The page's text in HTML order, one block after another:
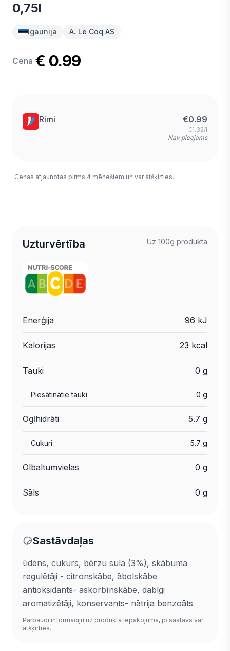
0,75l
Igaunija A. Le Coq AS
Cena € 0.99
Rimi €0.99
€1.32/l
Nav pieejams
Cenas atjaunotas pirms 4 mēnešiem un var atšķirties.
Uzturvērtība Uz 100g produkta
Enerģija 96 kJ
Kalorijas 23 kcal
Tauki 0 g
Piesātinātie tauki 0 g
Ogļhidrāti 5.7 g
Cukuri 5.7 g
Olbaltumvielas 0 g
Sāls 0 g
Sastāvdaļas
ūdens, cukurs, bērzu sula (3%), skābuma
regulētāji - citronskābe, ābolskābe
antioksidants- askorbīnskābe, dabīgi
aromatizētāji, konservants- nātrija benzoāts
Pārbaudi informāciju uz produkta iepakojuma, jo sastāvs var
atšķirties.